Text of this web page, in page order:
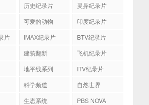
历史纪录片
灵异纪录片
可爱的动物
印度纪录片
片
IMAX纪录片
BTV纪录片
建筑翻新
飞机纪录片
地平线系列
ITV纪录片
科学频道
自然世界
生态系统
PBS NOVA